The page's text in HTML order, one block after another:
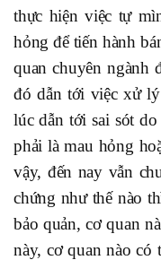
thực hiện việc tự
hỏng để tiến hành
quan chuyên ngành
đó dẫn tới việc xử
lúc dẫn tới sai sót
phải là mau hỏng
vậy, đến nay vẫn
chứng như thế nào
bảo quản, cơ quan
này, cơ quan nào có